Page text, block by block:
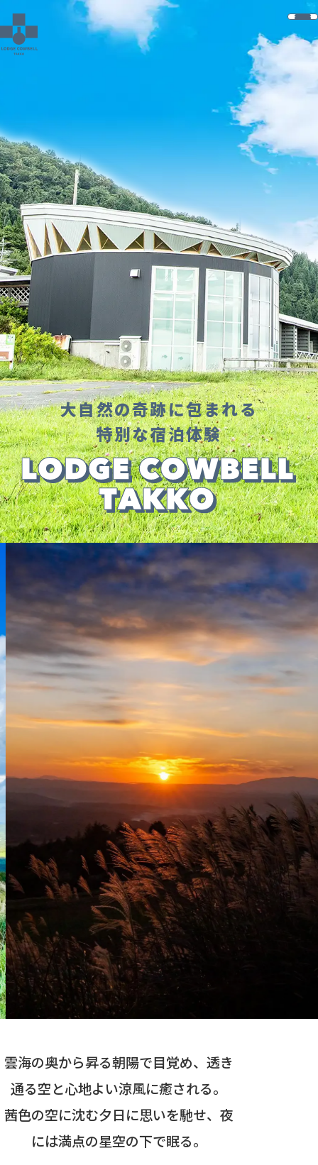
大自然の奇跡に包まれる
特別な宿泊体験
雲海の奥から昇る朝陽で目覚め、透き
通る空と心地よい涼風に癒される。
茜色の空に沈む夕日に思いを馳せ、夜
には満点の星空の下で眠る。